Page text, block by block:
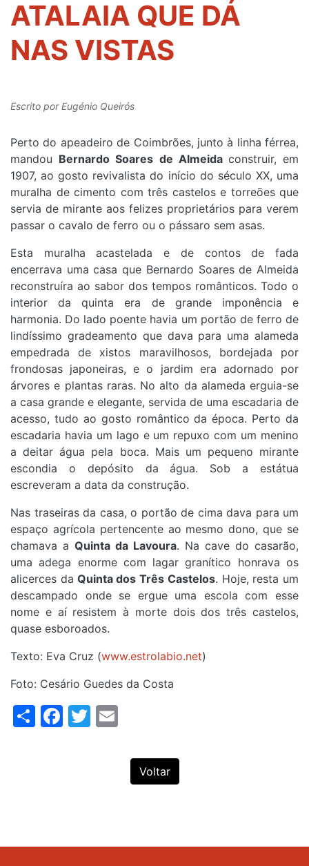
ATALAIA QUE DÁ
NAS VISTAS
Escrito porEugénio Queirós
Perto do apeadeiro de Coimbrões, junto à linha férrea,
mandou Bernardo Soares de Almeida construir, em
1907, ao gosto revivalista do início do século XX, uma
muralha de cimento com três castelos e torreões que
servia de mirante aos felizes proprietários para verem
passar o cavalo de ferro ou o pássaro sem asas.
Esta muralha acastelada e de contos de fada
encerrava uma casa que Bernardo Soares de Almeida
reconstruíra ao sabor dos tempos românticos. Todo o
interior da quinta era de grande imponência e
harmonia. Do lado poente havia um portão de ferro de
lindíssimo gradeamento que dava para uma alameda
empedrada de xistos maravilhosos, bordejada por
frondosas japoneiras, e o jardim era adornado por
árvores e plantas raras. No alto da alameda erguia-se
a casa grande e elegante, servida de uma escadaria de
acesso, tudo ao gosto romântico da época. Perto da
escadaria havia um lago e um repuxo com um menino
a deitar água pela boca. Mais um pequeno mirante
escondia o depósito da água. Sob a estátua
escreveram a data da construção.
Nas traseiras da casa, o portão de cima dava para um
espaço agrícola pertencente ao mesmo dono, que se
chamava a Quinta da Lavoura. Na cave do casarão,
uma adega enorme com lagar granítico honrava os
alicerces da Quinta dos Três Castelos. Hoje, resta um
descampado onde se ergue uma escola com esse
nome e aí resistem à morte dois dos três castelos,
quase esboroados.
Texto: Eva Cruz (www.estrolabio.net)
Foto: Cesário Guedes da Costa
ShareFacebook
Twitter
Voltar